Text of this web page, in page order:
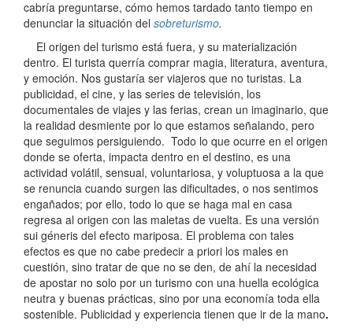
cabría preguntarse, cómo hemos tardado tanto tiempo en
denunciar la situación del sobreturismo.
El origen del turismo está fuera, y su materialización
dentro. El turista querría comprar magia, literatura, aventura,
y emoción. Nos gustaría ser viajeros que no turistas. La
publicidad, el cine, y las series de televisión, los
documentales de viajes y las ferias, crean un imaginario, que
la realidad desmiente por lo que estamos señalando, pero
que seguimos persiguiendo. Todo lo que ocurre en el origen
donde se oferta, impacta dentro en el destino, es una
actividad volátil, sensual, voluntariosa, y voluptuosa a la que
se renuncia cuando surgen las dificultades, o nos sentimos
engañados; por ello, todo lo que se haga mal en casa
regresa al origen con las maletas de vuelta. Es una versión
sui géneris del efecto mariposa. El problema con tales
efectos es que no cabe predecir a priori los males en
cuestión, sino tratar de que no se den, de ahí la necesidad
de apostar no solo por un turismo con una huella ecológica
neutra y buenas prácticas, sino por una economía toda ella
sostenible. Publicidad y experiencia tienen que ir de la mano.